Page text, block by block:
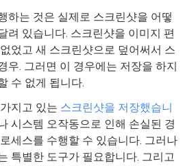
하는 것은 실제로 스크린샷을 어떻
려 있습니다. 스크린샷을 이미지 편
었고 새 스크린샷으로 덮어써서 스
우. 그러면 이 경우에는 저장을 하지
수 없게 됩니다.
지고 있는 스크린샷을 저장했습니
시스템 오작동으로 인해 손실된 경
세스를 수행할 수 있습니다. 그러나
특별한 도구가 필요합니다. 그리고